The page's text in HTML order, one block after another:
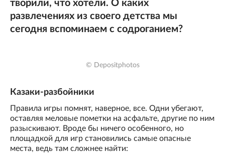
творили, что хотели. О каких
развлечениях из своего детства мы
сегодня вспоминаем с содроганием?
© Depositphotos
Казаки-разбойники
Правила игры помнят, наверное, все. Одни убегают,
оставляя меловые пометки на асфальте, другие по ним
разыскивают. Вроде бы ничего особенного, но
площадкой для игр становились самые опасные
места, ведь там сложнее найти: